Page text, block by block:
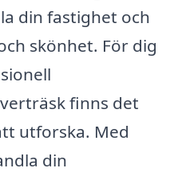
din fastighet och
skönhet. För dig
finns det
utforska. Med
din